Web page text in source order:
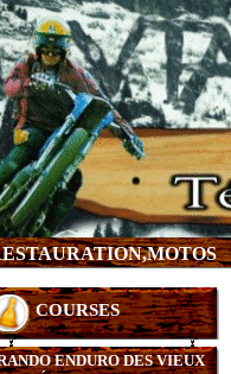
COURSES
ENDURO DES VIEUX